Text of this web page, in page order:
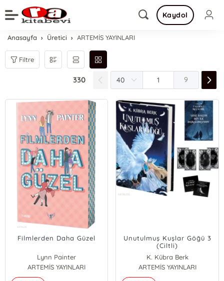
Kaydol
Anasayfa Üretici ARTEMİS YAYINLARI
Filtre
330 9
Filmlerden Daha Güzel
Lynn Painter
ARTEMİS YAYINLARI
Unutulmuş Kuşlar Göğü 3
(Ciltli)
K. Kübra Berk
ARTEMİS YAYINLARI